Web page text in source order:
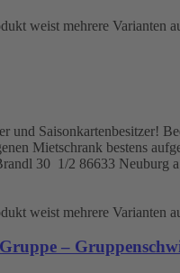
weist mehrere Varianten
und Saisonkartenbesitzer!
Mietschrank bestens
30 1/2 86633 Neuburg
weist mehrere Varianten
Gruppe –